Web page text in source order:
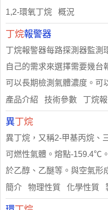
1,2-環氧丁烷 概況
丁烷報警器
丁烷報警器每路探測器監測
自己的需求來選擇需要幾台
可以長期檢測氣體濃度。可
產品介紹 技術參數 丁烷報
異丁烷
異丁烷，又稱2-甲基丙烷、
可燃性氣體。熔點-159.4℃
於乙醇、乙醚等。與空氣形
簡介 物理性質 化學性質